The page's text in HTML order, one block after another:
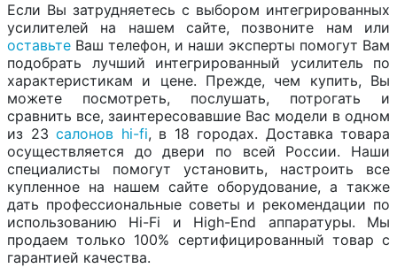
Если Вы затрудняетесь с выбором интегрированных
усилителей на нашем сайте, позвоните нам или
оставьте Ваш телефон, и наши эксперты помогут Вам
подобрать лучший интегрированный усилитель по
характеристикам и цене. Прежде, чем купить, Вы
можете посмотреть, послушать, потрогать и
сравнить все, заинтересовавшие Вас модели в одном
из 23 салонов hi-fi, в 18 городах. Доставка товара
осуществляется до двери по всей России. Наши
специалисты помогут установить, настроить все
купленное на нашем сайте оборудование, а также
дать профессиональные советы и рекомендации по
использованию Hi-Fi и High-End аппаратуры. Мы
продаем только 100% сертифицированный товар с
гарантией качества.